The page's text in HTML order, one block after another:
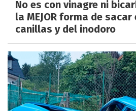
No es con vinagre ni
la MEJOR forma de
canillas y del inodoro